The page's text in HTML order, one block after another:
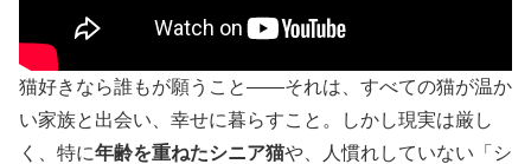
猫好きなら誰もが願うこと――それは、すべての猫が温か
い家族と出会い、幸せに暮らすこと。しかし現実は厳し
く、特に年齢を重ねたシニア猫や、人慣れしていない「シ